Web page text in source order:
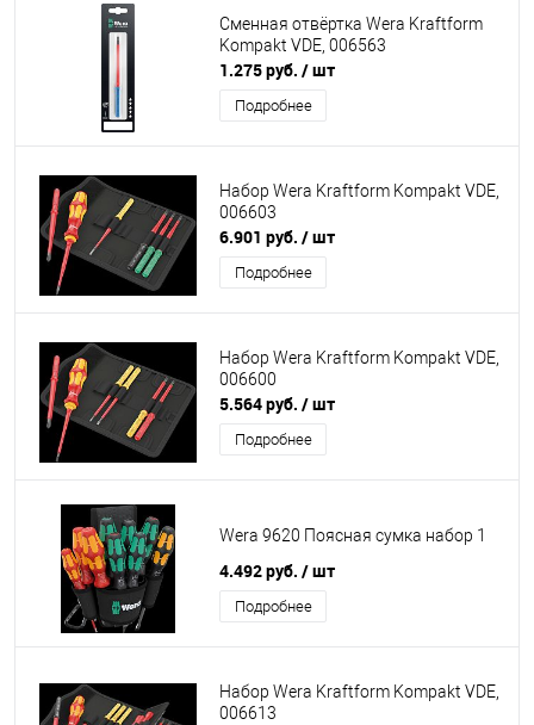
Сменная отвёртка Wera Kraftform
Kompakt VDE, 006563
1.275 руб. / шт
Подробнее
Набор Wera Kraftform Kompakt VDE,
006603
6.901 руб. / шт
Подробнее
Набор Wera Kraftform Kompakt VDE,
006600
5.564 руб. / шт
Подробнее
Wera 9620 Поясная сумка набор 1
4.492 руб. / шт
Подробнее
Набор Wera Kraftform Kompakt VDE,
006613